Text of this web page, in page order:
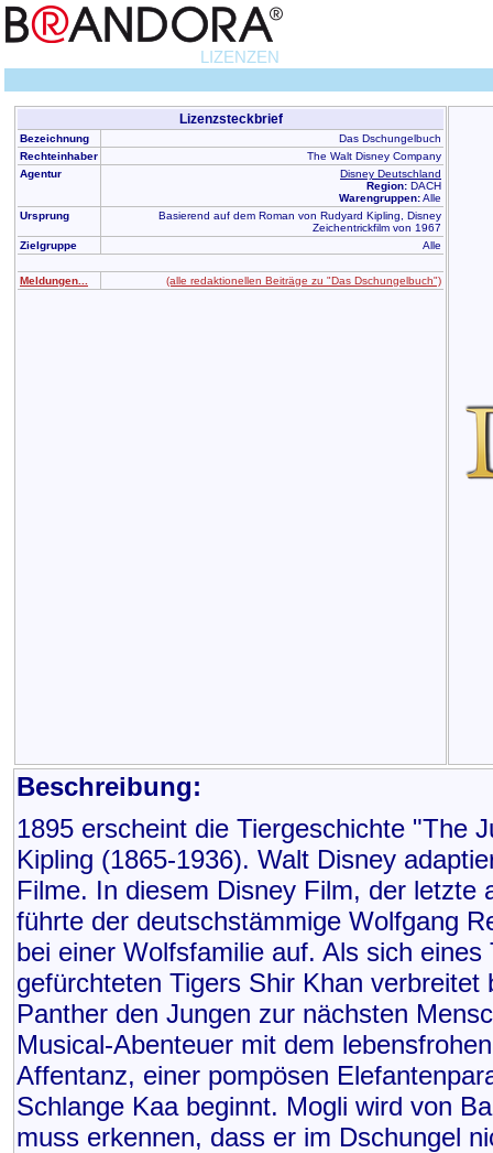
LIZENZEN
Lizenzsteckbrief
Bezeichnung
Das Dschungelbuch
Rechteinhaber
The Walt Disney Company
Agentur
Disney Deutschland
Region: DACH
Warengruppen:Alle
Ursprung
Basierend auf dem Roman von Rudyard Kipling, Disney
Zeichentrickfilm von 1967
Zielgruppe
Alle
Meldungen... (alle redaktionellen Beiträge zu "Das Dschungelbuch")
Beschreibung:
1895 erscheint die Tiergeschichte "The
Kipling (1865-1936). Walt Disney
Filme. In diesem Disney Film, der letzte
führte der deutschstämmige Wolfgang
bei einer Wolfsfamilie auf. Als sich
gefürchteten Tigers Shir Khan
Panther den Jungen zur nächsten
Musical-Abenteuer mit dem
Affentanz, einer pompösen
Schlange Kaa beginnt. Mogli wird von
muss erkennen, dass er im Dschungel